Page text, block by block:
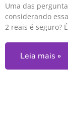
Uma das
considerando
2 reais é seguro?
Leia mais »